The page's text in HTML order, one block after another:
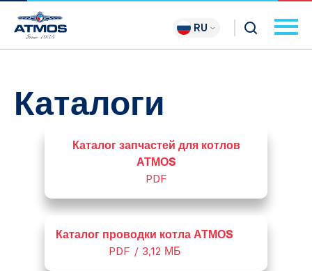
RU
Каталоги
Каталог запчастей для котлов
АТМОS
PDF
Каталог проводки котла АТМОS
PDF / 3,12 МБ